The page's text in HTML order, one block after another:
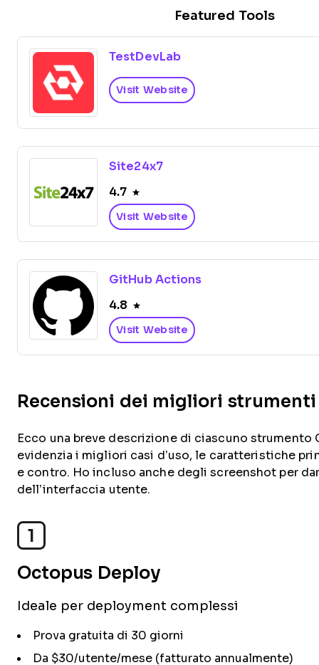
Featured Tools
TestDevLab
Visit Website
Site24x7
4.7
Visit Website
GitHub Actions
4.8
Visit Website
Recensioni dei migliori strumenti
Ecco una breve descrizione di ciascuno strumento
evidenzia i migliori casi d’uso, le caratteristiche
e contro. Ho incluso anche degli screenshot per
dell’interfaccia utente.
1
Octopus Deploy
Ideale per deployment complessi
Prova gratuita di 30 giorni
Da $30/utente/mese (fatturato annualmente)